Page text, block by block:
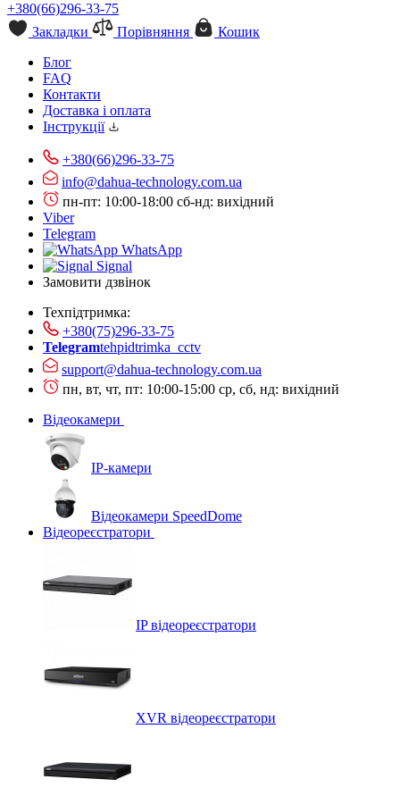
+380(66)296-33-75
Закладки
Порівняння
Кошик
Блог
FAQ
Контакти
Доставка і оплата
Інструкції
+380(66)296-33-75
info@dahua-technology.com.ua
пн-пт: 10:00-18:00 сб-нд: вихідний
Viber
Telegram
WhatsApp
Signal
Замовити дзвінок
Техпідтримка:
+380(75)296-33-75
Telegramtehpidtrimka_cctv
support@dahua-technology.com.ua
пн, вт, чт, пт: 10:00-15:00 ср, сб, нд: вихідний
Відеокамери
IP-камери
Відеокамери SpeedDome
Відеореєстратори
IP відеореєстратори
XVR відеореєстратори